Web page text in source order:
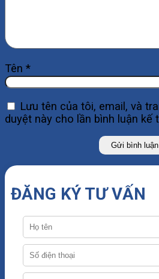
Tên *
Lưu tên của tôi, email, và
duyệt này cho lần bình luận kế
ĐĂNG KÝ TƯ VẤN